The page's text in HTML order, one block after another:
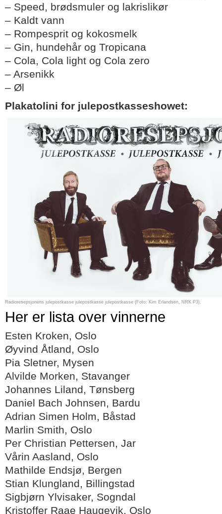
– Speed, brødsmuler og lakrislikør
– Kaldt vann
– Rompesprit og kokosmelk
– Gin, hundehår og Tropicana
– Cola, Cola light og Cola zero
– Arsenikk
– Øl
Plakatolini for julepostkasseshowet:
Radioresepsjonens julepostkasse julepostkasse julepostkasse (Foto: Kim Erlandsen, NRK P3).
Her er lista over vinnerne
Esten Kroken, Oslo
Øyvind Åtland, Oslo
Pia Sletner, Mysen
Alvilde Morken, Stavanger
Johannes Liland, Tønsberg
Daniel Bach Johnsen, Bardu
Adrian Simen Holm, Båstad
Marlin Smith, Oslo
Per Christian Pettersen, Jar
Vårin Aasland, Oslo
Mathilde Endsjø, Bergen
Stian Klungland, Billingstad
Sigbjørn Ylvisaker, Sogndal
Kristoffer Raae Haugevik, Oslo